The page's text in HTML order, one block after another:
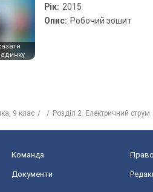
Рік: 2015
Опис: Робочий зошит
9 клас Розділ 2. Електричний струм
Команда
Документи